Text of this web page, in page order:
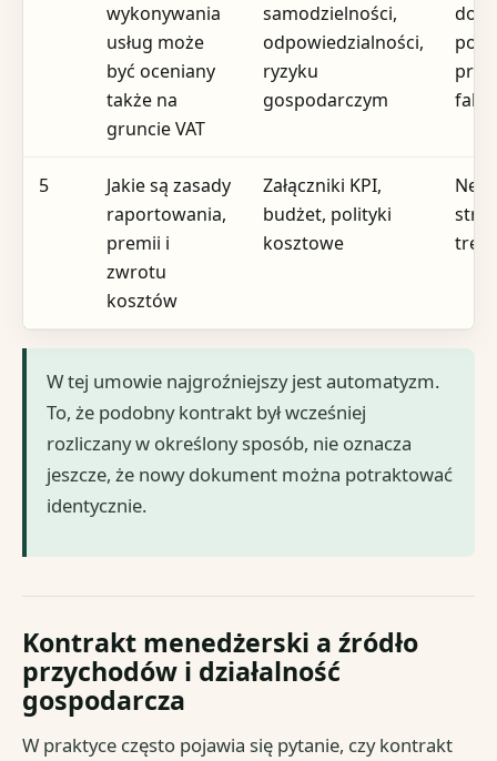
wykonywania
usług może
być oceniany
także na
gruncie VAT
samodzielności,
odpowiedzialności,
ryzyku
gospodarczym
5
Jakie są zasady
raportowania,
premii i
zwrotu
kosztów
Załączniki KPI,
budżet, polityki
kosztowe
W tej umowie najgroźniejszy jest automatyzm.
To, że podobny kontrakt był wcześniej
rozliczany w określony sposób, nie oznacza
jeszcze, że nowy dokument można potraktować
identycznie.
Kontrakt menedżerski a źródło
przychodów i działalność
gospodarcza
W praktyce często pojawia się pytanie, czy kontrakt